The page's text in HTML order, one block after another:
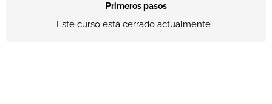
Primeros pasos
Este curso está cerrado actualmente